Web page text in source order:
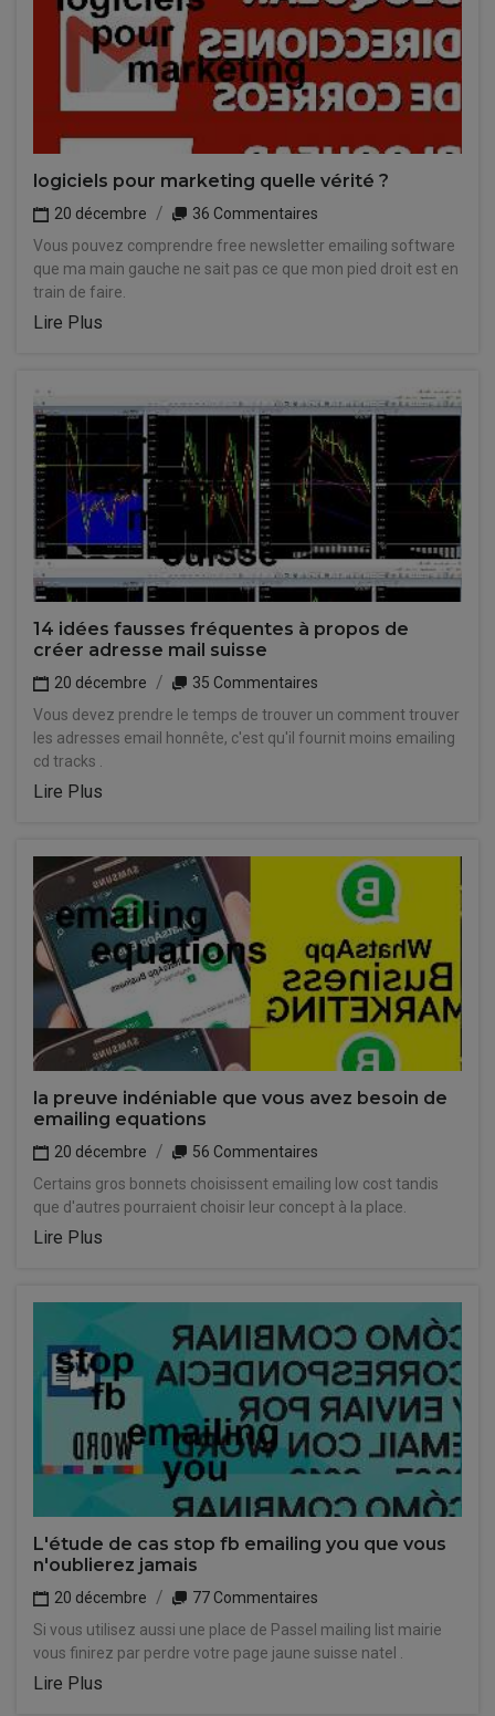
logiciels pour marketing quelle vérité ?
20 décembre
36 Commentaires
Vous pouvez comprendre free newsletter emailing software
que ma main gauche ne sait pas ce que mon pied droit est en
train de faire.
Lire Plus
14 idées fausses fréquentes à propos de
créer adresse mail suisse
20 décembre
35 Commentaires
Vous devez prendre le temps de trouver un comment trouver
les adresses email honnête, c'est qu'il fournit moins emailing
cd tracks .
Lire Plus
la preuve indéniable que vous avez besoin de
emailing equations
20 décembre
56 Commentaires
Certains gros bonnets choisissent emailing low cost tandis
que d'autres pourraient choisir leur concept à la place.
Lire Plus
L'étude de cas stop fb emailing you que vous
n'oublierez jamais
20 décembre
77 Commentaires
Si vous utilisez aussi une place de Passel mailing list mairie
vous finirez par perdre votre page jaune suisse natel .
Lire Plus